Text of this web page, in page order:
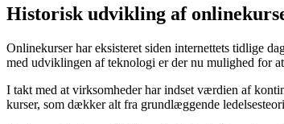
Historisk udvikling af
Onlinekurser har eksisteret siden internettets tidlige
med udviklingen af teknologi er der nu mulighed for
I takt med at virksomheder har indset værdien af
kurser, som dækker alt fra grundlæggende